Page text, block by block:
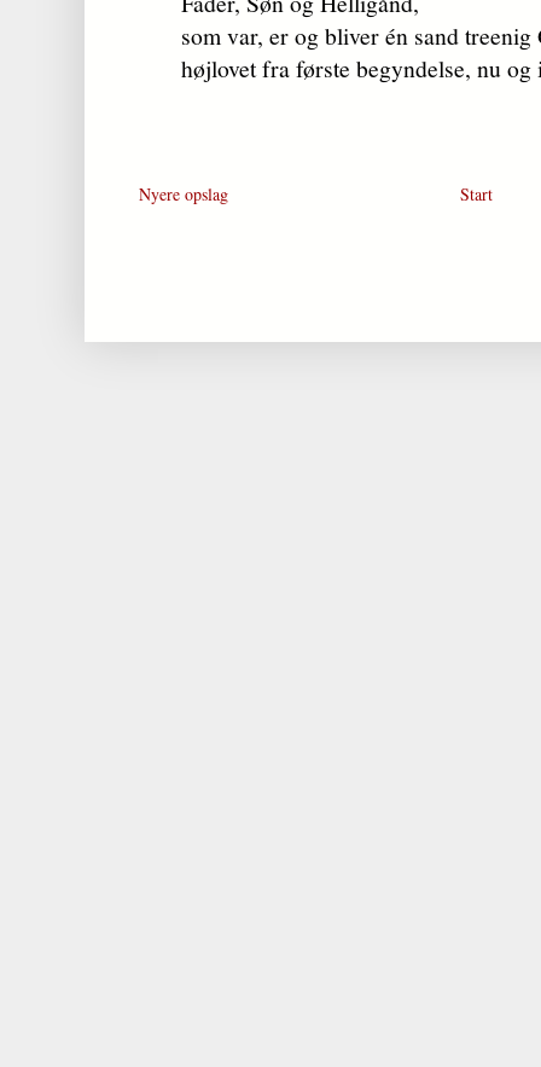
som var, er og bliver én sand treenig
højlovet fra første begyndelse, nu
Nyere opslag Start